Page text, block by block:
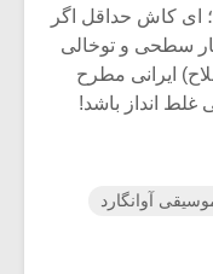
ای کاش حداقل اگر
سطحی و توخالی
ایرانی مطرح
غلط انداز باشد!
آوانگارد